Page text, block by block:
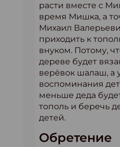
расти вместе с
время Мишка, а
Михаил
приходить к
внуком. Потому,
дереве будет
верёвок шалаш, а
воспоминания
меньше деда
тополь и беречь
детей.
Обретение